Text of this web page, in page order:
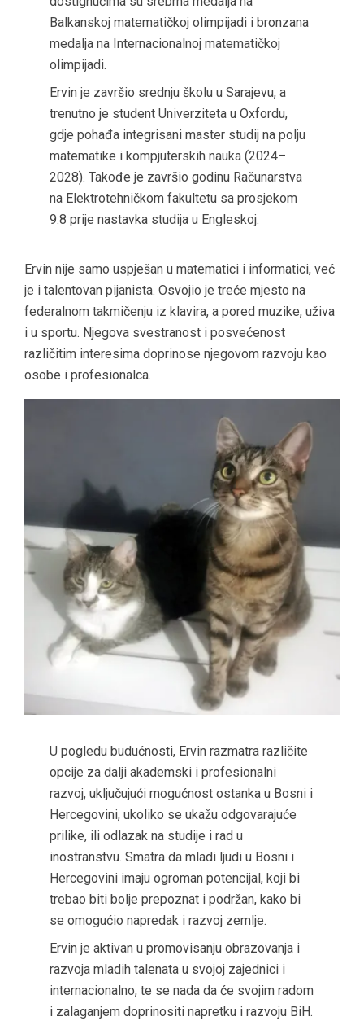
Balkanskoj matematičkoj olimpijadi i bronzana
medalja na Internacionalnoj matematičkoj
olimpijadi.
Ervin je završio srednju školu u Sarajevu, a
trenutno je student Univerziteta u Oxfordu,
gdje pohađa integrisani master studij na polju
matematike i kompjuterskih nauka (2024–
2028). Takođe je završio godinu Računarstva
na Elektrotehničkom fakultetu sa prosjekom
9.8 prije nastavka studija u Engleskoj.
Ervin nije samo uspješan u matematici i informatici, već
je i talentovan pijanista. Osvojio je treće mjesto na
federalnom takmičenju iz klavira, a pored muzike, uživa
i u sportu. Njegova svestranost i posvećenost
različitim interesima doprinose njegovom razvoju kao
osobe i profesionalca.
U pogledu budućnosti, Ervin razmatra različite
opcije za dalji akademski i profesionalni
razvoj, uključujući mogućnost ostanka u Bosni i
Hercegovini, ukoliko se ukažu odgovarajuće
prilike, ili odlazak na studije i rad u
inostranstvu. Smatra da mladi ljudi u Bosni i
Hercegovini imaju ogroman potencijal, koji bi
trebao biti bolje prepoznat i podržan, kako bi
se omogućio napredak i razvoj zemlje.
Ervin je aktivan u promovisanju obrazovanja i
razvoja mladih talenata u svojoj zajednici i
internacionalno, te se nada da će svojim radom
i zalaganjem doprinositi napretku i razvoju BiH.